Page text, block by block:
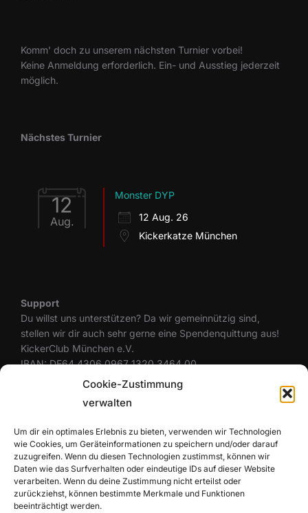
Cookie-Zustimmung
verwalten
Um dir ein optimales Erlebnis zu bieten, verwenden wir Technologien
wie Cookies, um Geräteinformationen zu speichern und/oder darauf
zuzugreifen. Wenn du diesen Technologien zustimmst, können wir
Daten wie das Surfverhalten oder eindeutige IDs auf dieser Website
verarbeiten. Wenn du deine Zustimmung nicht erteilst oder
zurückziehst, können bestimmte Merkmale und Funktionen
beeinträchtigt werden.
Komm' doch zu unserem nächsten Turnier vorbei!
Keine Anmeldung erforderlich. Ein- und Ausstieg jederzeit
möglich.
Nächstes Turnier
12
Aug.
Monster DYP
12 Aug. 26
Kickerkatze München
Support
Du willst uns unterstützen? Da wir gemeinnützig sind,
stellen wir dir auch sehr gerne eine Spendenquittung aus!
KickerClub München e.V.
IBAN: DE64 4306 0967 1320 3464 00
BIC: GENODEM1GLS
Rechtliches
Datenschutzerklärung
Cookie-Richtlinie (EU)
Haftungsausschluss
Impressum